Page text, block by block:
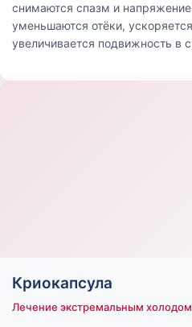
снимаются спазм и
уменьшаются отёки,
увеличивается подвижность в
Криокапсула
Лечение экстремальным холодом